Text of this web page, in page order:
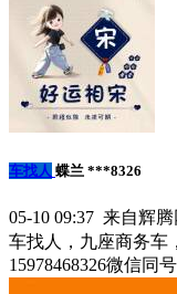
车找人 蝶兰 ***8326
05-10 09:37 来自辉
车找人，九座商务车
15978468326微信同